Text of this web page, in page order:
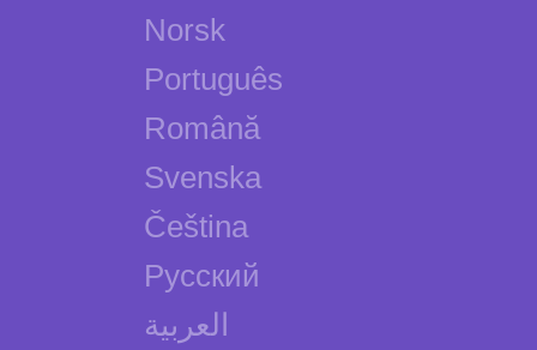
Norsk
Português
Română
Svenska
Čeština
Русский
العربية